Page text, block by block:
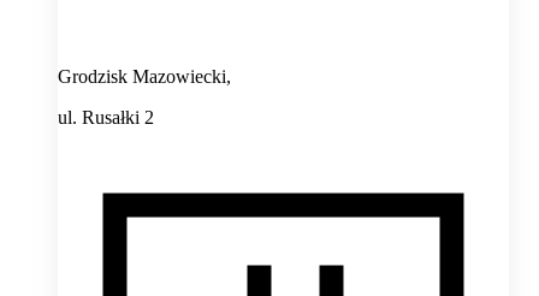
Grodzisk Mazowiecki,
ul. Rusałki 2